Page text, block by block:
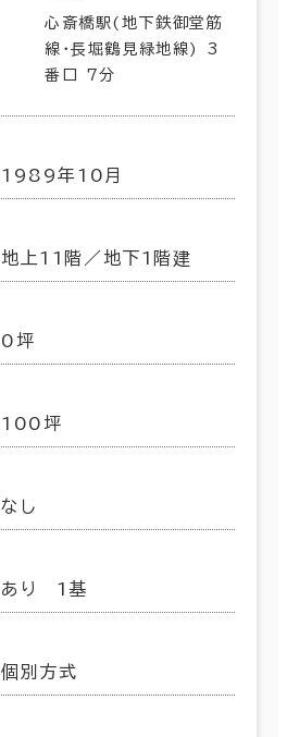
心斎橋駅(地下鉄御堂筋
線･長堀鶴見緑地線) 3
番口 7分
1989年10月
地上11階／地下1階建
0坪
100坪
なし
あり 1基
個別方式